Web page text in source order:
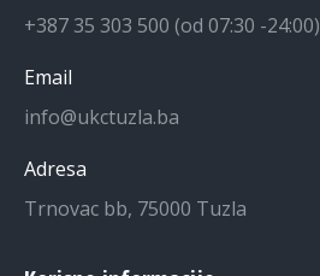
+387 35 303 500 (od 07:30 -24:00)
Email
info@ukctuzla.ba
Adresa
Trnovac bb, 75000 Tuzla